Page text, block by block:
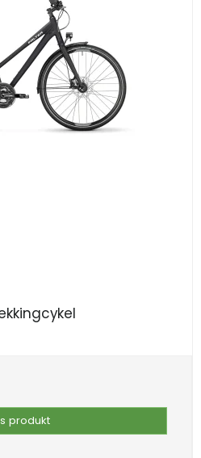
produkt